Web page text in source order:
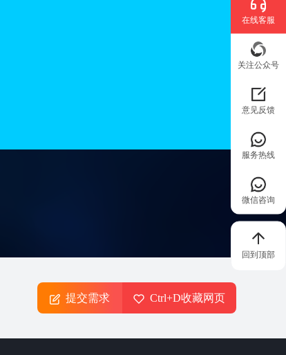
提交需求 Ctrl+D收藏网页
在线客服
关注公众号
意见反馈
服务热线
微信咨询
回到顶部